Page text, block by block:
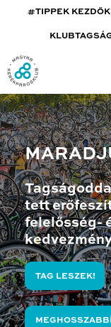
#TIPPEK
tett
felelősség-
TAG LESZEK!